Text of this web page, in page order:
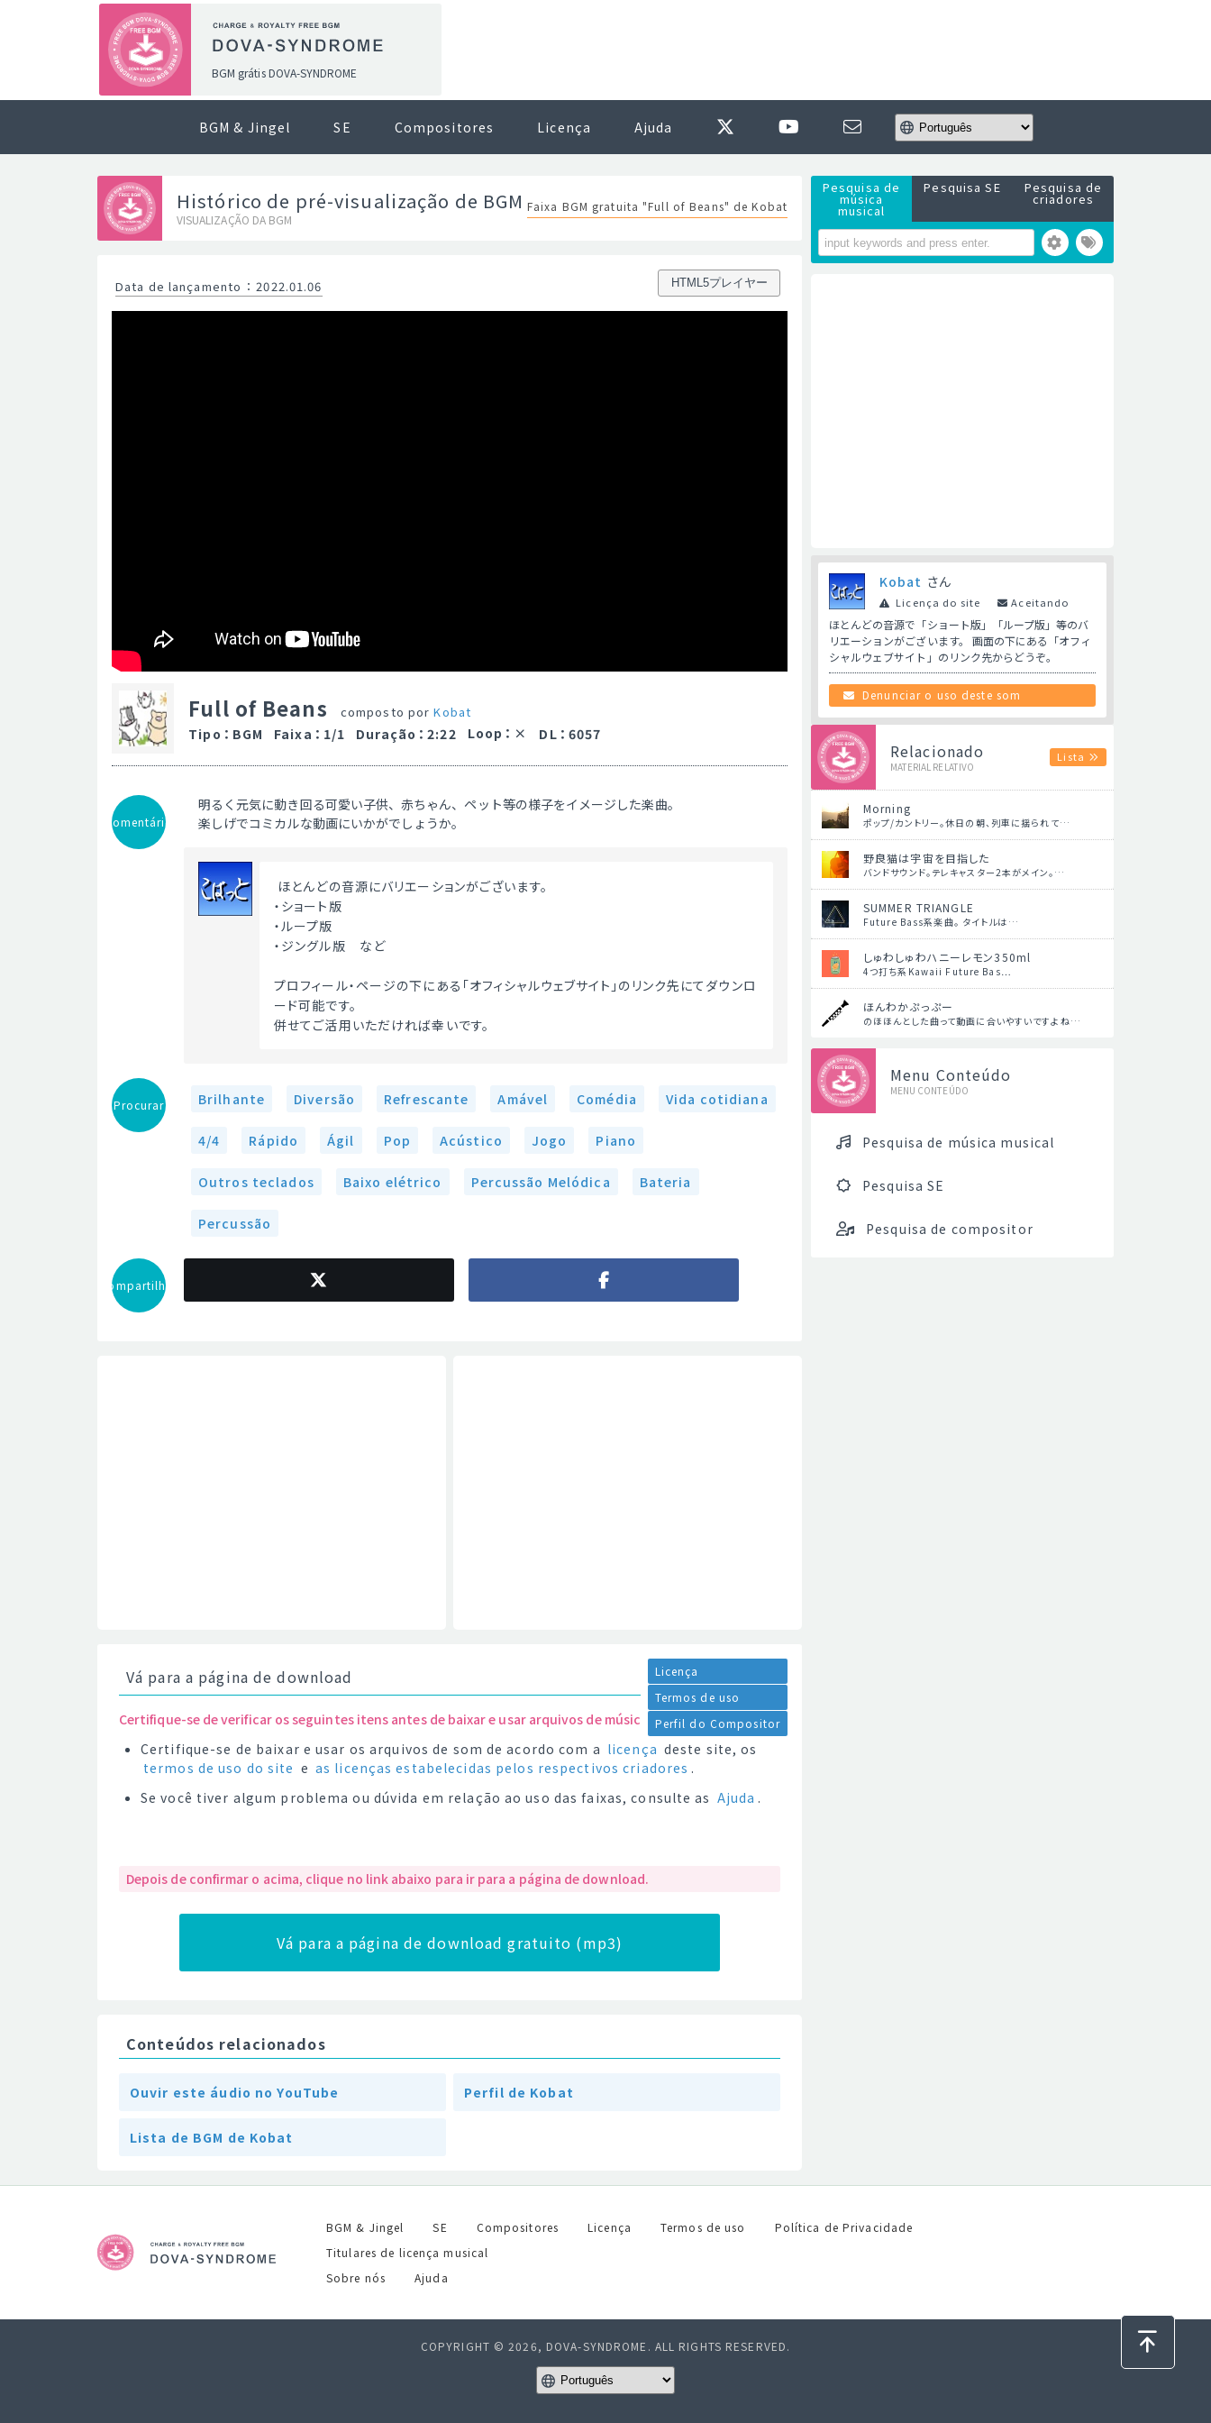
BGM grátis DOVA-SYNDROME
BGM & Jingel SE Compositores Licença Ajuda
Histórico de pré-visualização de BGM
VISUALIZAÇÃO DA BGM
Faixa BGM gratuita "Full of Beans" de Kobat
Data de lançamento ： 2022.01.06 HTML5プレイヤー
Full of Beans composto porKobat
Tipo ： BGM Faixa ： 1/1 Duração ： 2:22 Loop ： DL ： 6057
Comentário
明るく元気に動き回る可愛い子供、赤ちゃん、ペット等の様子をイメージした楽曲。
楽しげでコミカルな動画にいかがでしょうか。
ほとんどの音源にバリエーションがございます。
・ショート版
・ループ版
・ジングル版　など
プロフィール・ページの下にある「オフィシャルウェブサイト」のリンク先にてダウンロ
ード可能です。
併せてご活用いただければ幸いです。
Procurar Brilhante Diversão Refrescante Amável Comédia Vida cotidiana
4/4 Rápido Ágil Pop Acústico Jogo Piano
Outros teclados Baixo elétrico Percussão Melódica Bateria
Percussão
Compartilhar
Vá para a página de download
Licença
Termos de uso
Perfil do Compositor
Certifique-se de verificar os seguintes itens antes de baixar e usar arquivos de música.
Certifique-se de baixar e usar os arquivos de som de acordo com a licença deste site, os
termos de uso do site e as licenças estabelecidas pelos respectivos criadores .
Se você tiver algum problema ou dúvida em relação ao uso das faixas, consulte as Ajuda .
Depois de confirmar o acima, clique no link abaixo para ir para a página de download.
Vá para a página de download gratuito (mp3)
Conteúdos relacionados
Ouvir este áudio no YouTube Perfil de Kobat
Lista de BGM de Kobat
Pesquisa de
música
musical
Pesquisa SE Pesquisa de
criadores
Kobat さん
Licença do site Aceitando
ほとんどの音源で「ショート版」「ループ版」等のバ
リエーションがございます。 画面の下にある「オフィ
シャルウェブサイト」のリンク先からどうぞ。
Denunciar o uso deste som
Relacionado
MATERIAL RELATIVO
Lista
Morning
ポップ/カントリー。休日の朝、列車に揺られて…
野良猫は宇宙を目指した
バンドサウンド。テレキャスター2本がメイン。…
SUMMER TRIANGLE
Future Bass系楽曲。 タイトルは…
しゅわしゅわハニーレモン350ml
4つ打ち系Kawaii Future Bas…
ほんわかぷっぷー
のほほんとした曲って動画に合いやすいですよね…
Menu Conteúdo
MENU CONTEÚDO
Pesquisa de música musical
Pesquisa SE
Pesquisa de compositor
BGM & Jingel SE Compositores Licença Termos de uso
Política de Privacidade
Titulares de licença musical
Sobre nós
Ajuda
COPYRIGHT © 2026, DOVA-SYNDROME. ALL RIGHTS RESERVED.